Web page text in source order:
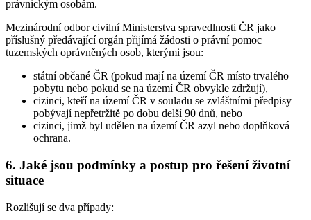
právnickým osobám.
Mezinárodní odbor civilní Ministerstva spravedlnosti ČR jako
příslušný předávající orgán přijímá žádosti o právní pomoc
tuzemských oprávněných osob, kterými jsou:
státní občané ČR (pokud mají na území ČR místo trvalého
pobytu nebo pokud se na území ČR obvykle zdržují),
cizinci, kteří na území ČR v souladu se zvláštními předpisy
pobývají nepřetržitě po dobu delší 90 dnů, nebo
cizinci, jimž byl udělen na území ČR azyl nebo doplňková
ochrana.
6. Jaké jsou podmínky a postup pro řešení životní
situace
Rozlišují se dva případy: